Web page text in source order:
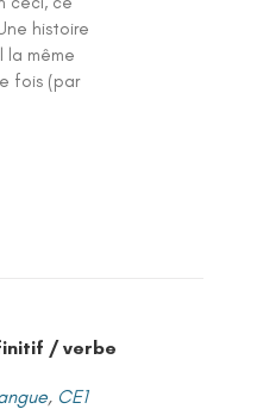
histoire
la même
fois (par
/ verbe
, CE1